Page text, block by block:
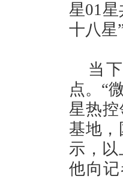
星01
十八
当
点。“
星热
基地
示，以
他向